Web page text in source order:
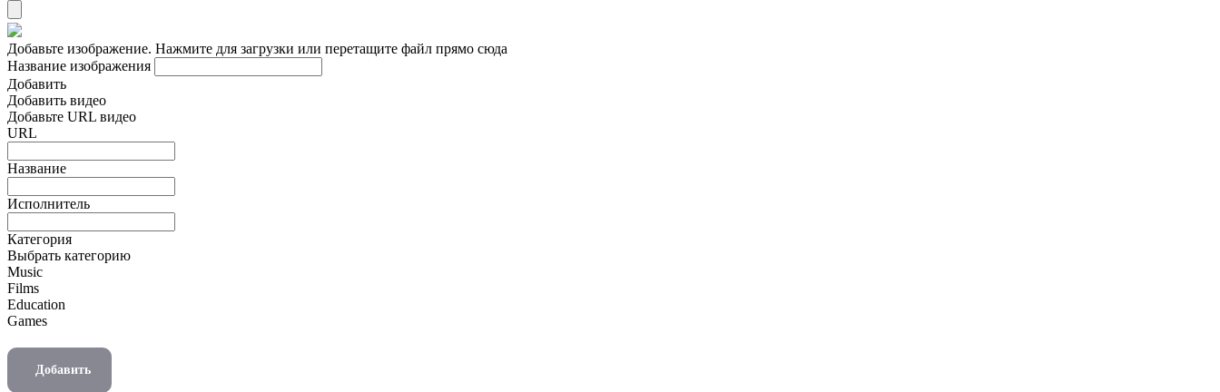
Добавьте изображение. Нажмите для загрузки или перетащите файл прямо сюда
Название изображения
Добавить
Добавить видео
Добавьте URL видео
URL
Название
Исполнитель
Категория
Выбрать категорию
Music
Films
Education
Games
Добавить